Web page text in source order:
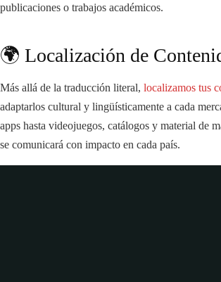
publicaciones o trabajos académicos.
🌍 Localización de
Más allá de la traducción literal, localizamos tus
adaptarlos cultural y lingüísticamente a cada
apps hasta videojuegos, catálogos y material de
se comunicará con impacto en cada país.